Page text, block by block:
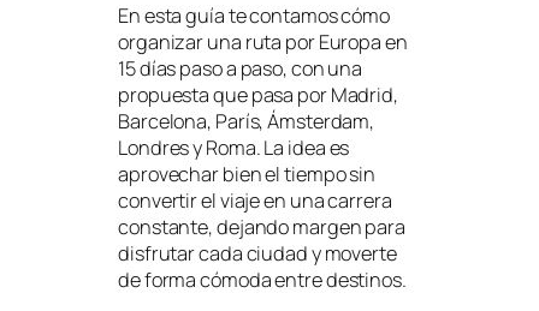
En esta guía te contamos cómo
organizar una ruta por Europa en
15 días paso a paso, con una
propuesta que pasa por Madrid,
Barcelona, París, Ámsterdam,
Londres y Roma. La idea es
aprovechar bien el tiempo sin
convertir el viaje en una carrera
constante, dejando margen para
disfrutar cada ciudad y moverte
de forma cómoda entre destinos.